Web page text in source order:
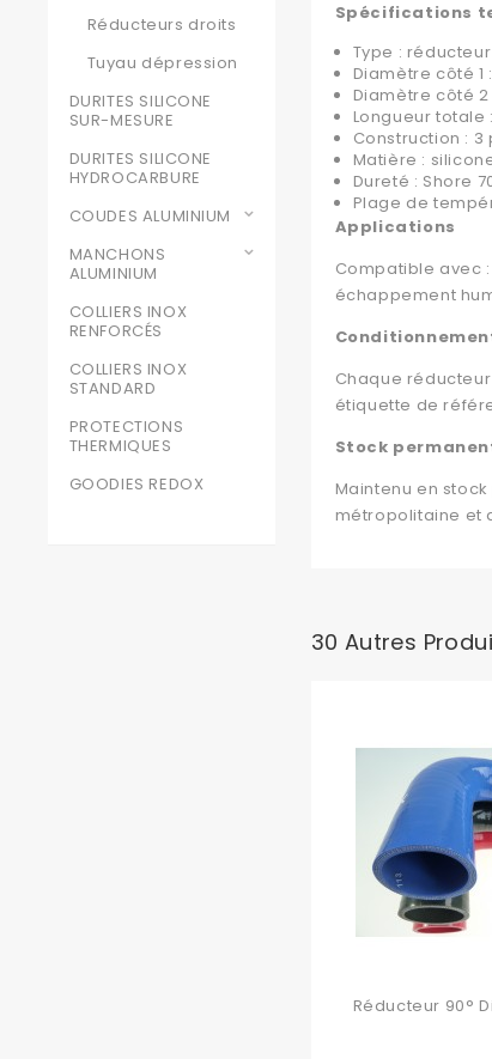
Réducteurs droits
Tuyau dépression
DURITES SILICONE
SUR-MESURE
DURITES SILICONE
HYDROCARBURE
COUDES ALUMINIUM
MANCHONS
ALUMINIUM
COLLIERS INOX
RENFORCÉS
COLLIERS INOX
STANDARD
PROTECTIONS
THERMIQUES
GOODIES REDOX
Spécifications
Type :
Diamètre côté 1
Diamètre côté 2
Longueur totale
Construction :
Matière :
Dureté : Shore
Plage de
Applications
Compatible avec
échappement
Chaque
étiquette de
Stock
Maintenu en
métropolitaine et
30 Autres
Réducteur 90°